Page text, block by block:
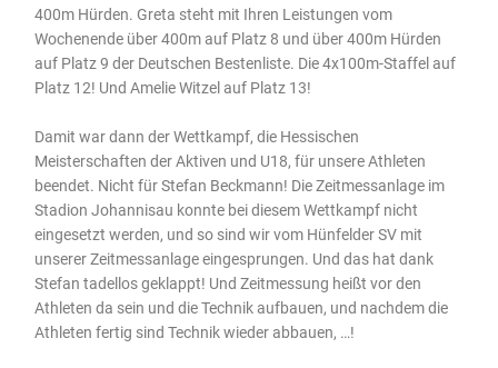
400m Hürden. Greta steht mit Ihren Leistungen vom
Wochenende über 400m auf Platz 8 und über 400m Hürden
auf Platz 9 der Deutschen Bestenliste. Die 4x100m-Staffel auf
Platz 12! Und Amelie Witzel auf Platz 13!
Damit war dann der Wettkampf, die Hessischen
Meisterschaften der Aktiven und U18, für unsere Athleten
beendet. Nicht für Stefan Beckmann! Die Zeitmessanlage im
Stadion Johannisau konnte bei diesem Wettkampf nicht
eingesetzt werden, und so sind wir vom Hünfelder SV mit
unserer Zeitmessanlage eingesprungen. Und das hat dank
Stefan tadellos geklappt! Und Zeitmessung heißt vor den
Athleten da sein und die Technik aufbauen, und nachdem die
Athleten fertig sind Technik wieder abbauen, …!